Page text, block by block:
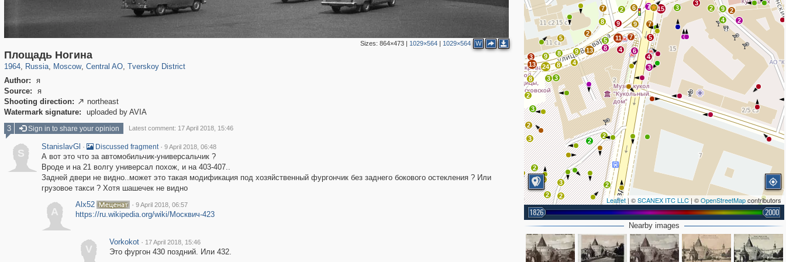
Sizes: 864×473| 1029×564| 1029×564 W
Площадь Ногина
1964, Russia
1,406,849 29,243
, Moscow
319,861 8,286
, Central AO
160,009
, Tverskoy District
Author:
я
Source:
я
Shooting direction:  northeast
Watermark signature:
uploaded by AVIA
3
3
2
2
2
4
3
2
2
3
4
9 13
2
2
3 2
2
9
2
2
4
2
7
5
7
4
3
4 6
11
8
5
9
8 9
7
6
2 15 3
3
7
2
5
8
8
24
9
3
13
3
8 3 3
2
Leaflet| ©SCANEX ITC LLC | ©OpenStreetMapcontributors
1826 2000
Nearby images
3 Sign in to share your opinion Latest comment: 17 April 2018, 15:46
S
StanislavGl · Discussed fragment · 9 April 2018, 06:48
А вот это что за автомобильчик-универсальчик ?
Вроде и на 21 волгу универсал похож, и на 403-407..
Задней двери не видно..может это такая модификация под хозяйственный фургончик без заднего бокового остекления ? Или
грузовое такси ? Хотя шашечек не видно
A
Alx52 · 9 April 2018, 06:57
https://ru.wikipedia.org/wiki/Москвич-423
V
Vorkokot · 17 April 2018, 15:46
Это фургон 430 поздний. Или 432.